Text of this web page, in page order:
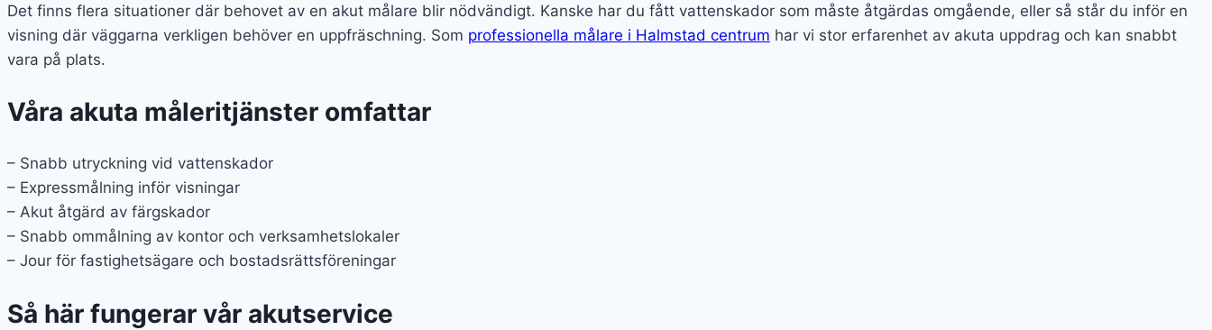
Det finns flera situationer där behovet av en akut målare blir nödvändigt. Kanske har du fått vattenskador som måste åtgärdas omgående, eller så står du inför en
visning där väggarna verkligen behöver en uppfräschning. Som professionella målare i Halmstad centrum har vi stor erfarenhet av akuta uppdrag och kan snabbt
vara på plats.
Våra akuta måleritjänster omfattar
– Snabb utryckning vid vattenskador
– Expressmålning inför visningar
– Akut åtgärd av färgskador
– Snabb ommålning av kontor och verksamhetslokaler
– Jour för fastighetsägare och bostadsrättsföreningar
Så här fungerar vår akutservice